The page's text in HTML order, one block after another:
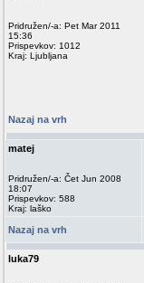
Pridružen/-a: Pet Mar 2011
15:36
Prispevkov: 1012
Kraj: Ljubljana
Nazaj na vrh
matej
Pridružen/-a: Čet Jun 2008
18:07
Prispevkov: 588
Kraj: laško
Nazaj na vrh
luka79